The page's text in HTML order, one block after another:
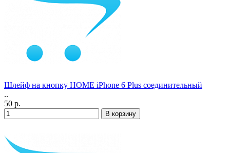
Шлейф на кнопку HOME iPhone 6 Plus соединительный
..
50 р.